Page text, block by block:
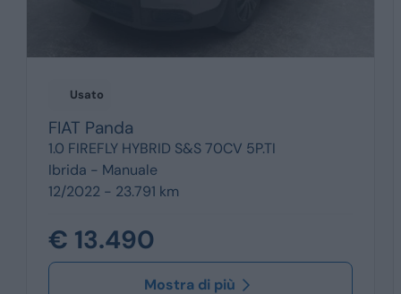
Usato
FIAT Panda
1.0 FIREFLY HYBRID S&S 70CV 5P.TI
Ibrida - Manuale
12/2022 - 23.791 km
€ 13.490
Mostra di più